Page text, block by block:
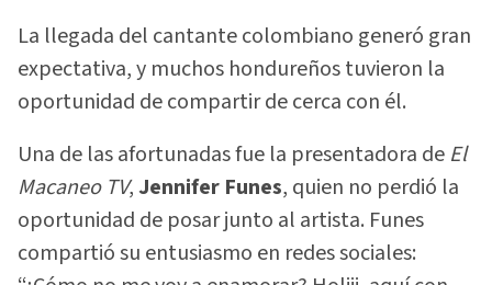
La llegada del cantante colombiano generó gran
expectativa, y muchos hondureños tuvieron la
oportunidad de compartir de cerca con él.
Una de las afortunadas fue la presentadora de El
Macaneo TV,Jennifer Funes, quien no perdió la
oportunidad de posar junto al artista. Funes
compartió su entusiasmo en redes sociales: